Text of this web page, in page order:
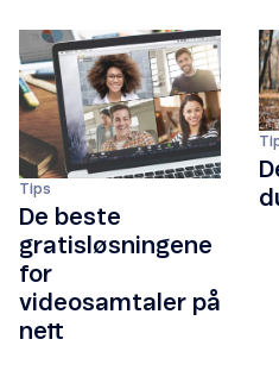
Tips
De beste
gratisløsningene
for
videosamtaler på
nett